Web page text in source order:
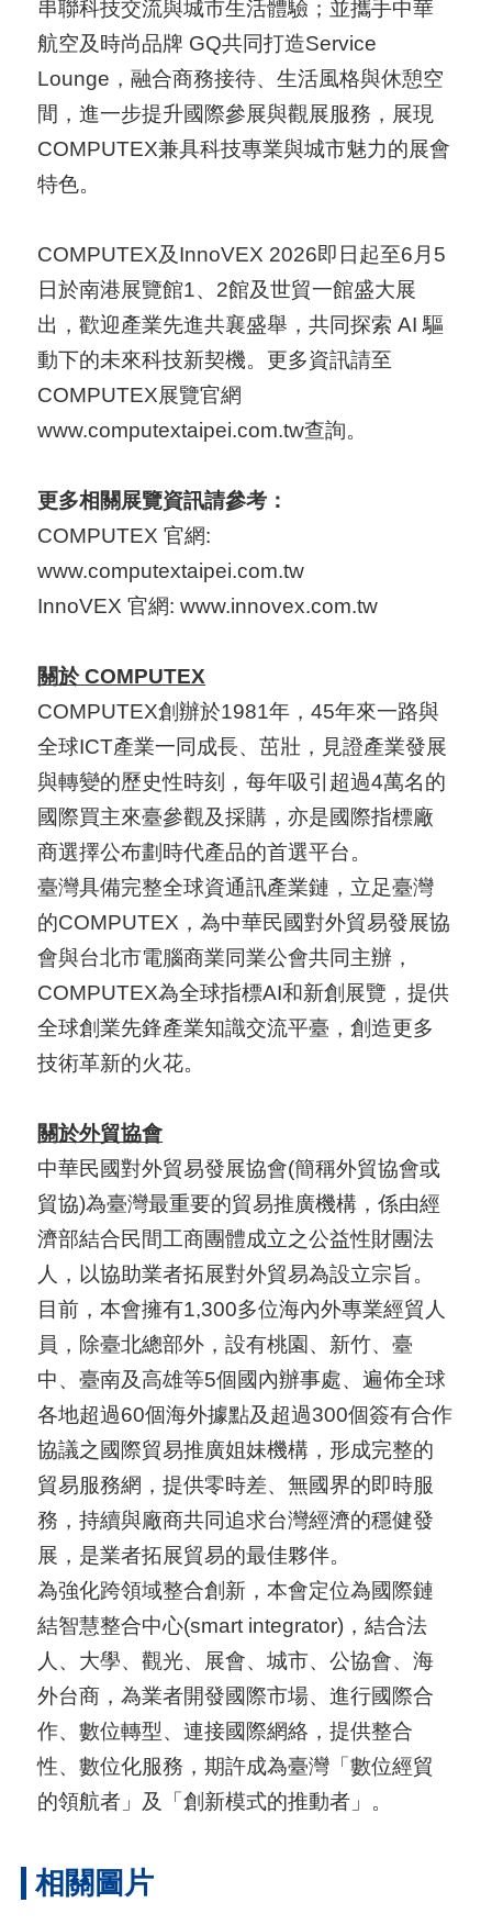
串聯科技交流與城市生活體驗；並攜手中華
航空及時尚品牌 GQ共同打造Service
Lounge，融合商務接待、生活風格與休憩空
間，進一步提升國際參展與觀展服務，展現
COMPUTEX兼具科技專業與城市魅力的展會
特色。
COMPUTEX及InnoVEX 2026即日起至6月5
日於南港展覽館1、2館及世貿一館盛大展
出，歡迎產業先進共襄盛舉，共同探索 AI 驅
動下的未來科技新契機。更多資訊請至
COMPUTEX展覽官網
www.computextaipei.com.tw查詢。
更多相關展覽資訊請參考：
COMPUTEX 官網:
www.computextaipei.com.tw
InnoVEX 官網:www.innovex.com.tw
關於 COMPUTEX
COMPUTEX創辦於1981年，45年來一路與
全球ICT產業一同成長、茁壯，見證產業發展
與轉變的歷史性時刻，每年吸引超過4萬名的
國際買主來臺參觀及採購，亦是國際指標廠
商選擇公布劃時代產品的首選平台。
臺灣具備完整全球資通訊產業鏈，立足臺灣
的COMPUTEX，為中華民國對外貿易發展協
會與台北市電腦商業同業公會共同主辦，
COMPUTEX為全球指標AI和新創展覽，提供
全球創業先鋒產業知識交流平臺，創造更多
技術革新的火花。
關於外貿協會
中華民國對外貿易發展協會(簡稱外貿協會或
貿協)為臺灣最重要的貿易推廣機構，係由經
濟部結合民間工商團體成立之公益性財團法
人，以協助業者拓展對外貿易為設立宗旨。
目前，本會擁有1,300多位海內外專業經貿人
員，除臺北總部外，設有桃園、新竹、臺
中、臺南及高雄等5個國內辦事處、遍佈全球
各地超過60個海外據點及超過300個簽有合作
協議之國際貿易推廣姐妹機構，形成完整的
貿易服務網，提供零時差、無國界的即時服
務，持續與廠商共同追求台灣經濟的穩健發
展，是業者拓展貿易的最佳夥伴。
為強化跨領域整合創新，本會定位為國際鏈
結智慧整合中心(smart integrator)，結合法
人、大學、觀光、展會、城市、公協會、海
外台商，為業者開發國際市場、進行國際合
作、數位轉型、連接國際網絡，提供整合
性、數位化服務，期許成為臺灣「數位經貿
的領航者」及「創新模式的推動者」。
相關圖片